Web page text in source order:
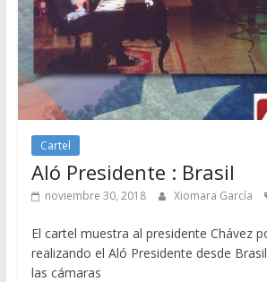
Cartel
Aló Presidente : Brasil
noviembre 30, 2018 Xiomara García
El cartel muestra al presidente Chávez
realizando el Aló Presidente desde
las cámaras